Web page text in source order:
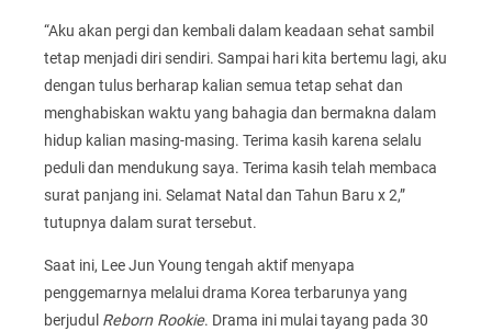
“Aku akan pergi dan kembali dalam keadaan sehat sambil
tetap menjadi diri sendiri. Sampai hari kita bertemu lagi, aku
dengan tulus berharap kalian semua tetap sehat dan
menghabiskan waktu yang bahagia dan bermakna dalam
hidup kalian masing-masing. Terima kasih karena selalu
peduli dan mendukung saya. Terima kasih telah membaca
surat panjang ini. Selamat Natal dan Tahun Baru x 2,”
tutupnya dalam surat tersebut.
Saat ini, Lee Jun Young tengah aktif menyapa
penggemarnya melalui drama Korea terbarunya yang
berjudul Reborn Rookie. Drama ini mulai tayang pada 30